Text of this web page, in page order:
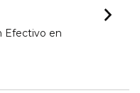
Efectivo en